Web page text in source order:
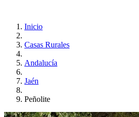
Inicio
Casas Rurales
Andalucía
Jaén
Peñolite